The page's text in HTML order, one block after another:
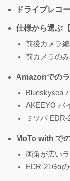
ドライブレコ
仕様から選ぶ
前後カメラ編
前カメラの
Amazonでの
Blueskysea
AKEEYO バ
ミツバ EDR-
MoTo with で
画角が広い
EDR-21Gα